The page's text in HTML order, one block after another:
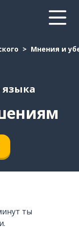
Мнения и
языка
ты